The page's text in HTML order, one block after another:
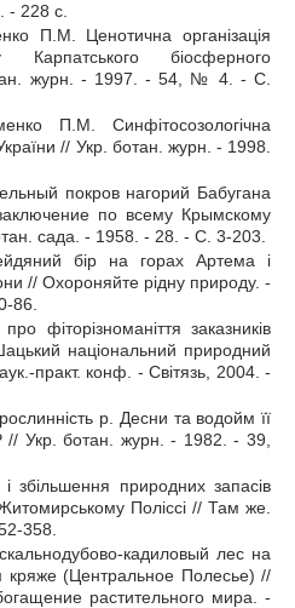
- 228 с.
П.М. Ценотична організація
Карпатського біосферного
журн. - 1997. - 54, № 4. - С.
П.М. Синфітосозологічна
// Укр. ботан. журн. - 1998.
покров нагорий Бабугана
по всему Крымскому
сада. - 1958. - 28. - С. 3-203.
бір на горах Артема і
// Охороняйте рідну природу. -
86.
фіторізноманіття заказників
національний природний
практ. конф. - Світязь, 2004. -
р. Десни та водойм її
Укр. ботан. журн. - 1982. - 39,
збільшення природних запасів
Поліссі // Там же.
358.
кадиловый лес на
кряже (Центральное Полесье) //
растительного мира. -